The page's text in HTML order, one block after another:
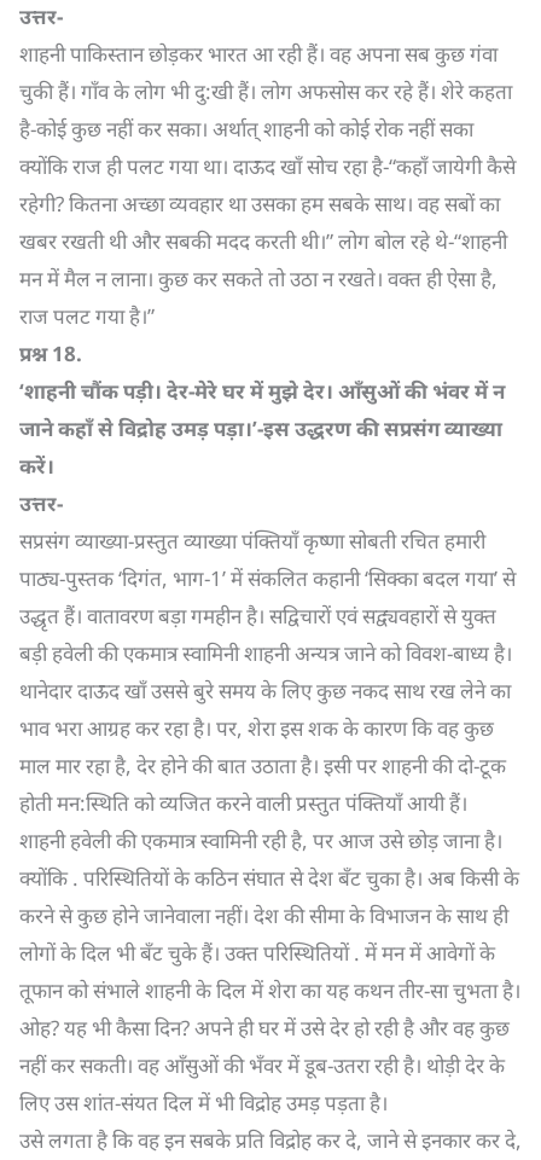
उत्तर-
शाहनी पाकिस्तान छोड़कर भारत आ रही हैं। वह अपना सब कुछ गंवा
चुकी हैं। गाँव के लोग भी दु:खी हैं। लोग अफसोस कर रहे हैं। शेरे कहता
है-कोई कुछ नहीं कर सका। अर्थात् शाहनी को कोई रोक नहीं सका
क्योंकि राज ही पलट गया था। दाऊद खाँ सोच रहा है-“कहाँ जायेगी कैसे
रहेगी? कितना अच्छा व्यवहार था उसका हम सबके साथ। वह सबों का
खबर रखती थी और सबकी मदद करती थी।” लोग बोल रहे थे-“शाहनी
मन में मैल न लाना। कुछ कर सकते तो उठा न रखते। वक्त ही ऐसा है,
राज पलट गया है।”
प्रश्न18.
‘शाहनी चौंक पड़ी। देर-मेरे घर में मुझे देर। आँसुओं की भंवर में न
जाने कहाँ से विद्रोह उमड़ पड़ा।’-इस उद्धरण की सप्रसंग व्याख्या
करें।
उत्तर-
सप्रसंग व्याख्या-प्रस्तुत व्याख्या पंक्तियाँ कृष्णा सोबती रचित हमारी
पाठ्य-पुस्तक ‘दिगंत, भाग-1’ में संकलित कहानी ‘सिक्का बदल गया’ से
उद्धृत हैं। वातावरण बड़ा गमहीन है। सद्विचारों एवं सद्व्यवहारों से युक्त
बड़ी हवेली की एकमात्र स्वामिनी शाहनी अन्यत्र जाने को विवश-बाध्य है।
थानेदार दाऊद खाँ उससे बुरे समय के लिए कुछ नकद साथ रख लेने का
भाव भरा आग्रह कर रहा है। पर, शेरा इस शक के कारण कि वह कुछ
माल मार रहा है, देर होने की बात उठाता है। इसी पर शाहनी की दो-टूक
होती मन:स्थिति को व्यजित करने वाली प्रस्तुत पंक्तियाँ आयी हैं।
शाहनी हवेली की एकमात्र स्वामिनी रही है, पर आज उसे छोड़ जाना है।
क्योंकि . परिस्थितियों के कठिन संघात से देश बँट चुका है। अब किसी के
करने से कुछ होने जानेवाला नहीं। देश की सीमा के विभाजन के साथ ही
लोगों के दिल भी बँट चुके हैं। उक्त परिस्थितियों . में मन में आवेगों के
तूफान को संभाले शाहनी के दिल में शेरा का यह कथन तीर-सा चुभता है।
ओह? यह भी कैसा दिन? अपने ही घर में उसे देर हो रही है और वह कुछ
नहीं कर सकती। वह आँसुओं की भँवर में डूब-उतरा रही है। थोड़ी देर के
लिए उस शांत-संयत दिल में भी विद्रोह उमड़ पड़ता है।
उसे लगता है कि वह इन सबके प्रति विद्रोह कर दे, जाने से इनकार कर दे,